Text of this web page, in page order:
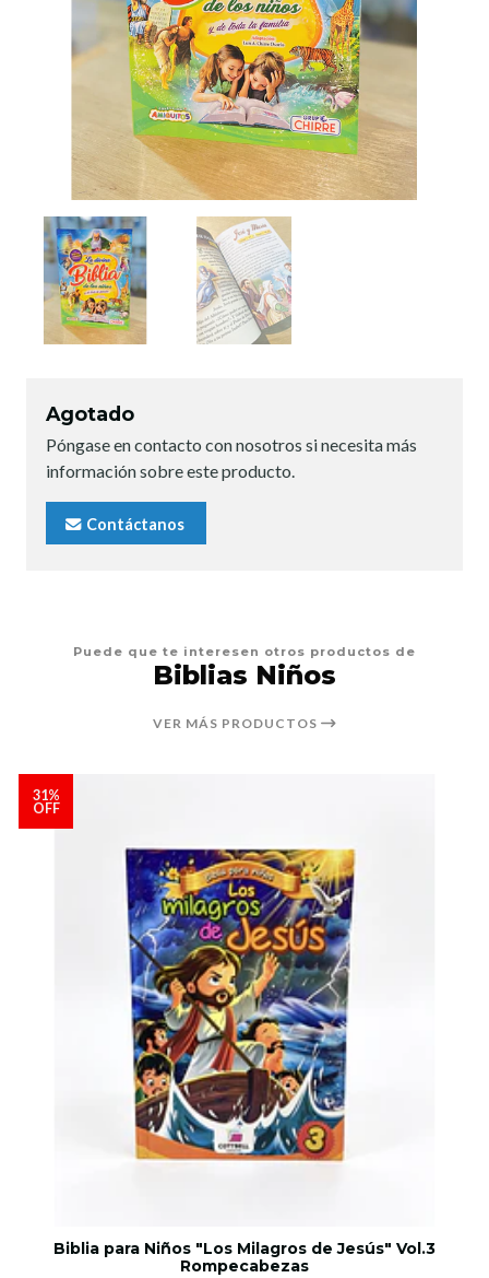
Agotado
Póngase en contacto con nosotros si necesita más
información sobre este producto.
Contáctanos
Puede que te interesen otros productos de
Biblias Niños
VER MÁS PRODUCTOS
31%
OFF
Biblia para Niños "Los Milagros de Jesús" Vol.3
Rompecabezas